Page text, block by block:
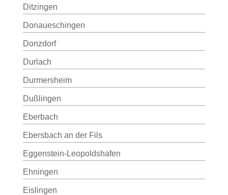
Ditzingen
Donaueschingen
Donzdorf
Durlach
Durmersheim
Dußlingen
Eberbach
Ebersbach an der Fils
Eggenstein-Leopoldshafen
Ehningen
Eislingen